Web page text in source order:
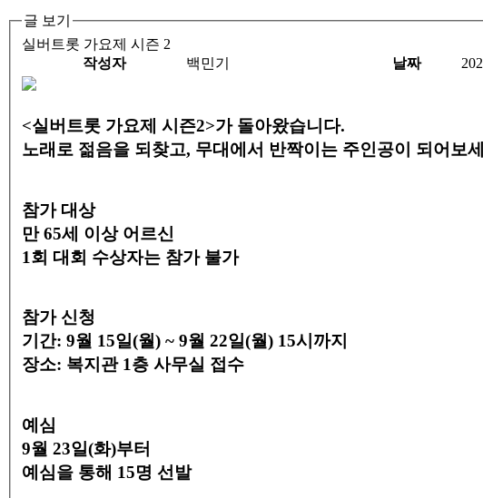
글 보기
실버트롯 가요제 시즌 2
작성자
백민기 날짜
<실버트롯 가요제 시즌2>가 돌아왔습니다.
노래로 젊음을 되찾고, 무대에서 반짝이는 주인공이 되어보
참가 대상
만 65세 이상 어르신
1회 대회 수상자는 참가 불가
참가 신청
기간: 9월 15일(월) ~ 9월 22일(월) 15시까지
장소: 복지관 1층 사무실 접수
예심
9월 23일(화)부터
예심을 통해 15명 선발